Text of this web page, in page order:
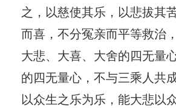
之，以慈使其乐，以悲拔其
而喜，不分冤亲而平等救治
大悲、大喜、大舍的四无量
的四无量心，不与三乘人共
以众生之乐为乐，能大悲以